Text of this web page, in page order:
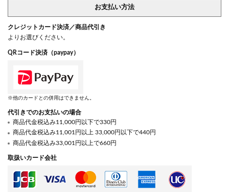
お支払い方法
クレジットカード決済／商品代引き
よりお選びください。
QRコード決済（paypay）
※他のカードとの併用はできません。
代引きでのお支払いの場合
商品代金税込み11,000円以下で330円
商品代金税込み11,001円以上 33,000円以下で440円
商品代金税込み33,001円以上で660円
取扱いカード会社